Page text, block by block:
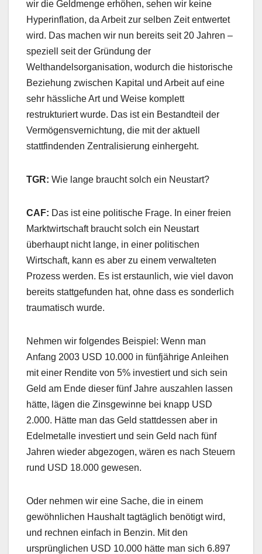
wir die Geldmenge erhöhen, sehen wir keine
Hyperinflation, da Arbeit zur selben Zeit entwertet
wird. Das machen wir nun bereits seit 20 Jahren –
speziell seit der Gründung der
Welthandelsorganisation, wodurch die historische
Beziehung zwischen Kapital und Arbeit auf eine
sehr hässliche Art und Weise komplett
restrukturiert wurde. Das ist ein Bestandteil der
Vermögensvernichtung, die mit der aktuell
stattfindenden Zentralisierung einhergeht.
TGR: Wie lange braucht solch ein Neustart?
CAF: Das ist eine politische Frage. In einer freien
Marktwirtschaft braucht solch ein Neustart
überhaupt nicht lange, in einer politischen
Wirtschaft, kann es aber zu einem verwalteten
Prozess werden. Es ist erstaunlich, wie viel davon
bereits stattgefunden hat, ohne dass es sonderlich
traumatisch wurde.
Nehmen wir folgendes Beispiel: Wenn man
Anfang 2003 USD 10.000 in fünfjährige Anleihen
mit einer Rendite von 5% investiert und sich sein
Geld am Ende dieser fünf Jahre auszahlen lassen
hätte, lägen die Zinsgewinne bei knapp USD
2.000. Hätte man das Geld stattdessen aber in
Edelmetalle investiert und sein Geld nach fünf
Jahren wieder abgezogen, wären es nach Steuern
rund USD 18.000 gewesen.
Oder nehmen wir eine Sache, die in einem
gewöhnlichen Haushalt tagtäglich benötigt wird,
und rechnen einfach in Benzin. Mit den
ursprünglichen USD 10.000 hätte man sich 6.897